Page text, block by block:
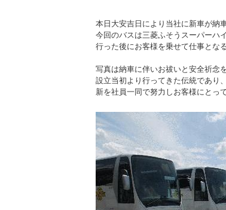
本日大安吉日により当社に新車が納
今回のバスは三菱ふそうスーパーハ
行った後にお客様を乗せて仕事とな
写真は納車に伴いお祓いと安全祈念
設立当初より行ってきた伝統であり
新を社員一同で努力しお客様にとっ